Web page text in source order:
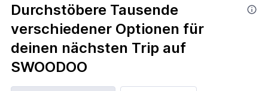
Durchstöbere Tausende
verschiedener Optionen für
deinen nächsten Trip auf
SWOODOO